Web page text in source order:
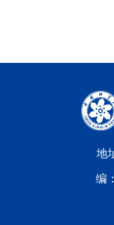
地
编